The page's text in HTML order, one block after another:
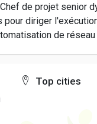
de projet senior
pour diriger
de réseau
Top cities